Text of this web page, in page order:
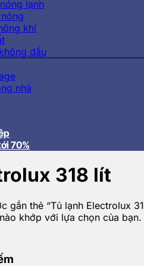
lạnh
khí
dầu
nhà
70%
318 lít
gắn thẻ “Tủ lạnh Electrolux
khớp với lựa chọn của bạn.